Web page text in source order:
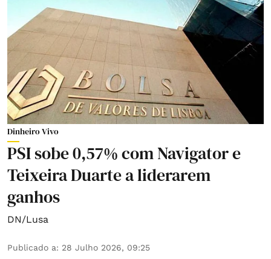
Dinheiro Vivo
PSI sobe 0,57% com Navigator e
Teixeira Duarte a liderarem
ganhos
DN/Lusa
Publicado a: 28 Julho 2026, 09:25